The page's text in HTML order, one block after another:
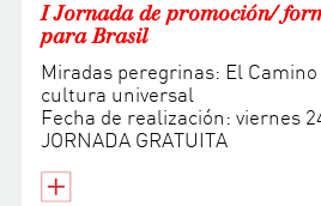
I Jornada de promoción/
para Brasil
Miradas peregrinas: El
cultura universal
Fecha de realización: viernes
JORNADA GRATUITA